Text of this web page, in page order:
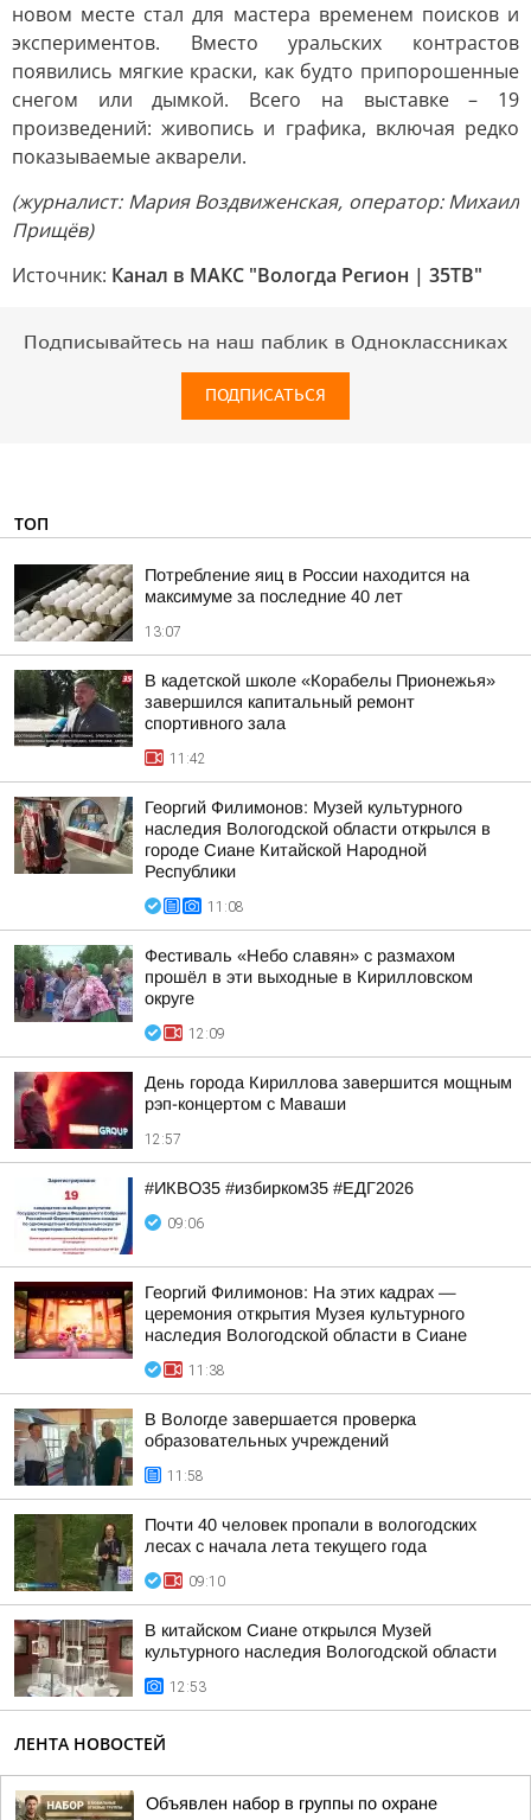
новом месте стал для мастера временем поисков и
экспериментов. Вместо уральских контрастов
появились мягкие краски, как будто припорошенные
снегом или дымкой. Всего на выставке – 19
произведений: живопись и графика, включая редко
показываемые акварели.
(журналист: Мария Воздвиженская, оператор: Михаил
Прищёв)
Источник: Канал в МАКС "Вологда Регион | 35ТВ"
Подписывайтесь на наш паблик в Одноклассниках
ПОДПИСАТЬСЯ
ТОП
Потребление яиц в России находится на
максимуме за последние 40 лет
13:07
В кадетской школе «Корабелы Прионежья»
завершился капитальный ремонт
спортивного зала
11:42
Георгий Филимонов: Музей культурного
наследия Вологодской области открылся в
городе Сиане Китайской Народной
Республики
11:08
Фестиваль «Небо славян» с размахом
прошёл в эти выходные в Кирилловском
округе
12:09
День города Кириллова завершится мощным
рэп-концертом с Маваши
12:57
#ИКВО35 #избирком35 #ЕДГ2026
09:06
Георгий Филимонов: На этих кадрах —
церемония открытия Музея культурного
наследия Вологодской области в Сиане
11:38
В Вологде завершается проверка
образовательных учреждений
11:58
Почти 40 человек пропали в вологодских
лесах с начала лета текущего года
09:10
В китайском Сиане открылся Музей
культурного наследия Вологодской области
12:53
ЛЕНТА НОВОСТЕЙ
Объявлен набор в группы по охране